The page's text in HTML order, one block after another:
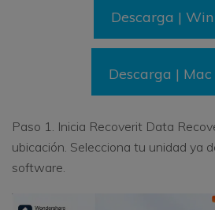
Descarga | Win
Descarga | Mac
Paso 1. Inicia Recoverit Data
ubicación. Selecciona tu unidad ya
software.